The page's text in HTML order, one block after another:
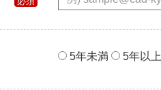
5年未満 5年以上